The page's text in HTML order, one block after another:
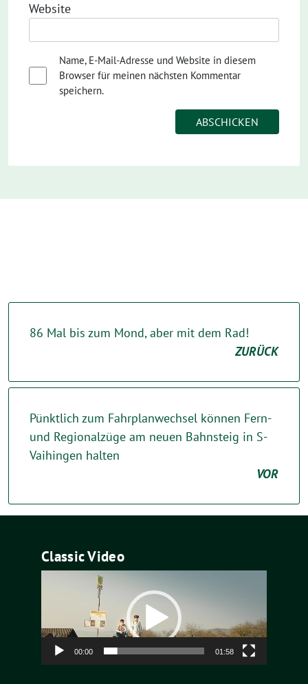
Website
Name, E-Mail-Adresse und Website in diesem
Browser für meinen nächsten Kommentar
speichern.
86 Mal bis zum Mond, aber mit dem Rad!
ZURÜCK
Pünktlich zum Fahrplanwechsel können Fern-
und Regionalzüge am neuen Bahnsteig in S-
Vaihingen halten
VOR
Classic Video
00:00 01:58